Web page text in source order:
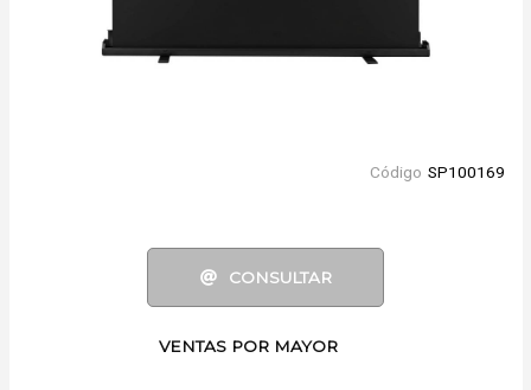
Código SP100169
CONSULTAR
VENTAS POR MAYOR